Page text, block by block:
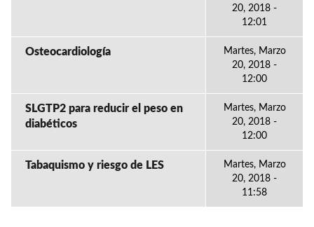
20, 2018 -
12:01
Osteocardiología
Martes, Marzo
20, 2018 -
12:00
SLGTP2 para reducir el peso en
diabéticos
Martes, Marzo
20, 2018 -
12:00
Tabaquismo y riesgo de LES
Martes, Marzo
20, 2018 -
11:58